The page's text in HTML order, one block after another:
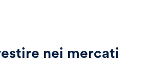
nei mercati